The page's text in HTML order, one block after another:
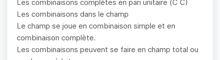
Les combinaisons complètes en pari unitaire (C C)
Les combinaisons dans le champ
Le champ se joue en combinaison simple et en
combinaison complète.
Les combinaisons peuvent se faire en champ total ou